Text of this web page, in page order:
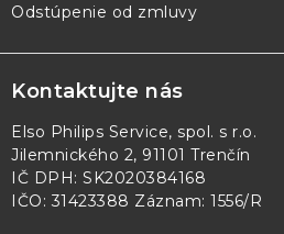
Odstúpenie od zmluvy
Kontaktujte nás
Elso Philips Service, spol. s r.o.
Jilemnického 2, 91101 Trenčín
IČ DPH: SK2020384168
IČO: 31423388 Záznam: 1556/R